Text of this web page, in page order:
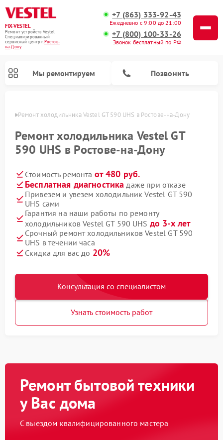
FIX-VESTEL
Ремонт устройств Vestel
Специализированный
cервисный центр г.Ростов-
на-Дону
+7 (863) 333-92-43
Ежедневно с 9:00 до 21:00
+7 (800) 100-33-26
Звонок бесплатный по РФ
Мы ремонтируем Позвонить
Ремонт холодильника Vestel GT 590 UHS в Ростове-на-Дону
Ремонт холодильника Vestel GT
590 UHS в Ростове-на-Дону
Стоимость ремонта от 480 руб.
Бесплатная диагностика даже при отказе
Привезем и увезем холодильник Vestel GT 590
UHS сами
Гарантия на наши работы по ремонту
холодильников Vestel GT 590 UHS до 3-х лет
Срочный ремонт холодильников Vestel GT 590
UHS в течении часа
Скидка для вас до 20%
Консультация со специалистом
Узнать стоимость работ
Ремонт бытовой техники
у Вас дома
С выездом квалифицированного мастера